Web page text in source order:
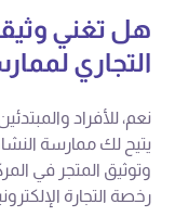
هل تغني
التجاري
نعم، للأفراد
يتيح لك ممارسة
وتوثيق المتجر في
رخصة التجارة